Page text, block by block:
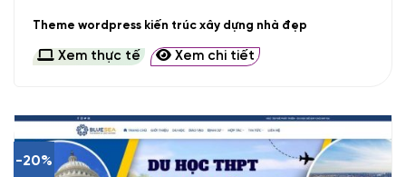
Theme wordpress kiến trúc xây dựng nhà đẹp
Xem thực tế Xem chi tiết
-20%